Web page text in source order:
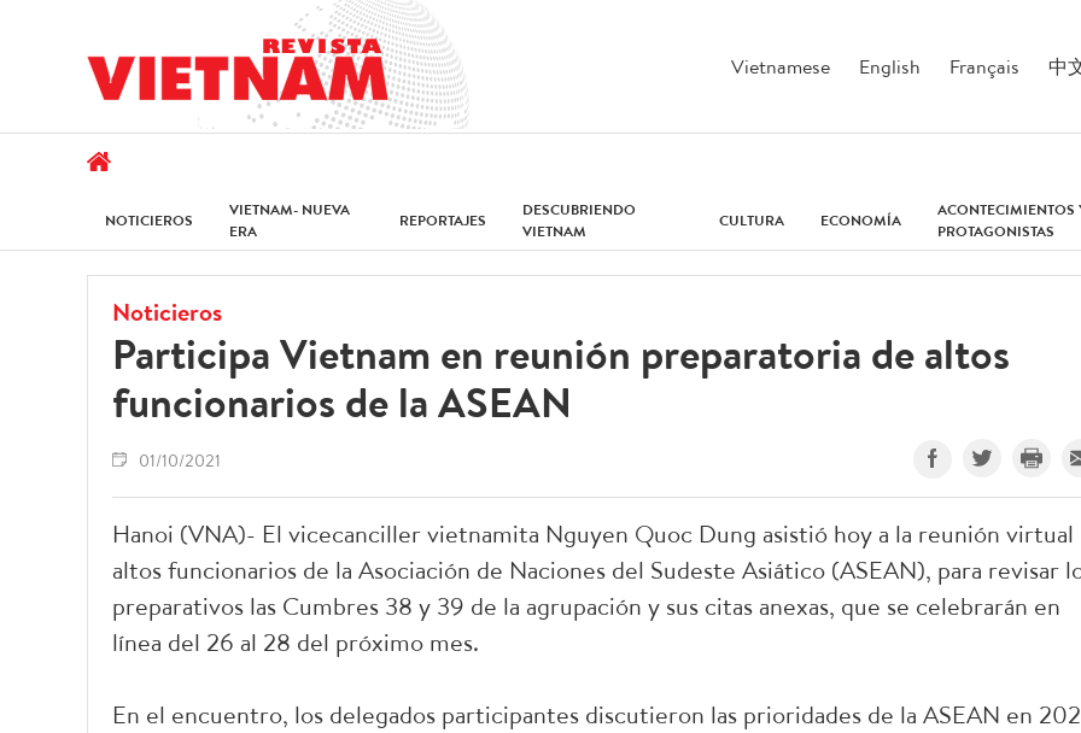
Vietnamese English Français 中
NOTICIEROS
VIETNAM- NUEVA
ERA
REPORTAJES
DESCUBRIENDO
VIETNAM
CULTURA ECONOMÍA
ACONTECIMIENTOS
PROTAGONISTAS
Noticieros
Participa Vietnam en reunión preparatoria de altos
funcionarios de la ASEAN
01/10/2021
Hanoi (VNA)- El vicecanciller vietnamita Nguyen Quoc Dung asistió hoy a la reunión virtual
altos funcionarios de la Asociación de Naciones del Sudeste Asiático (ASEAN), para revisar
preparativos las Cumbres 38 y 39 de la agrupación y sus citas anexas, que se celebrarán en
línea del 26 al 28 del próximo mes.
En el encuentro, los delegados participantes discutieron las prioridades de la ASEAN en